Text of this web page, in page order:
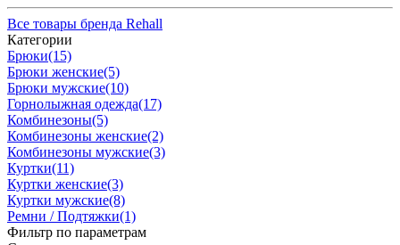
Все товары бренда Rehall
Категории
Брюки(15)
Брюки женские(5)
Брюки мужские(10)
Горнолыжная одежда(17)
Комбинезоны(5)
Комбинезоны женские(2)
Комбинезоны мужские(3)
Куртки(11)
Куртки женские(3)
Куртки мужские(8)
Ремни / Подтяжки(1)
Фильтр по параметрам